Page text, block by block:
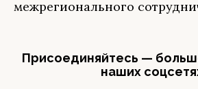
межрегионального
Присоединяйтесь —
наших